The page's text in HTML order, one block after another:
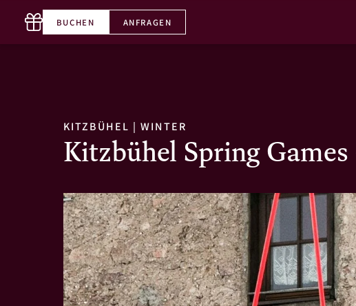
BUCHEN ANFRAGEN
DE T. +43 5356 65660-0
KITZBÜHEL | WINTER
Kitzbühel Spring